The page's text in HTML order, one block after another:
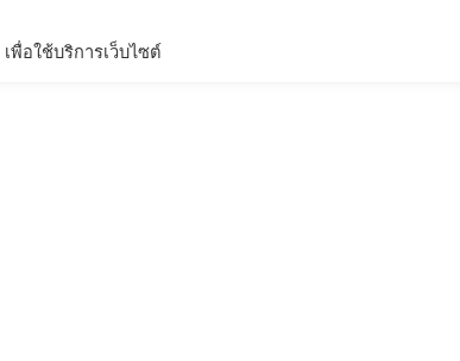
เพื่อใช้บริการเว็บไซต์